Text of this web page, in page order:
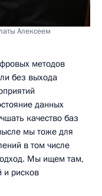
Алексеем
методов
без выхода
данных
качество баз
мы тоже для
в том числе
Мы ищем там,
и рисков